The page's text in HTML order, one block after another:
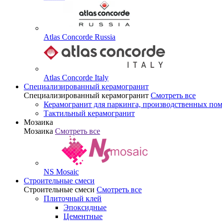
Atlas Concorde Russia
Atlas Concorde Italy
Специализированный керамогранит
Специализированный керамогранит Смотреть все
Керамогранит для паркинга, производственных
Тактильный керамогранит
Мозаика
Мозаика Смотреть все
NS Mosaic
Строительные смеси
Строительные смеси Смотреть все
Плиточный клей
Эпоксидные
Цементные